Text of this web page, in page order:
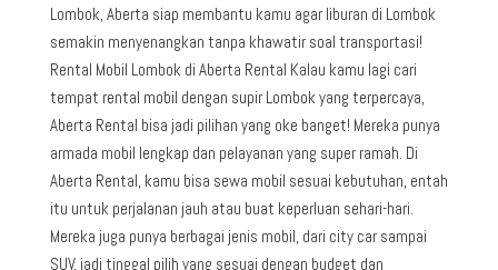
Lombok, Aberta siap membantu kamu agar liburan di Lombok
semakin menyenangkan tanpa khawatir soal transportasi!
Rental Mobil Lombok di Aberta Rental Kalau kamu lagi cari
tempat rental mobil dengan supir Lombok yang terpercaya,
Aberta Rental bisa jadi pilihan yang oke banget! Mereka punya
armada mobil lengkap dan pelayanan yang super ramah. Di
Aberta Rental, kamu bisa sewa mobil sesuai kebutuhan, entah
itu untuk perjalanan jauh atau buat keperluan sehari-hari.
Mereka juga punya berbagai jenis mobil, dari city car sampai
SUV, jadi tinggal pilih yang sesuai dengan budget dan